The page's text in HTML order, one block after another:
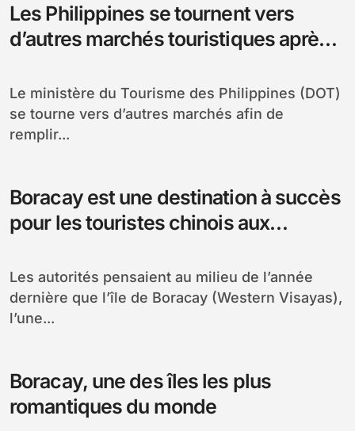
Les Philippines se tournent vers
d’autres marchés touristiques après
Le ministère du Tourisme des Philippines (DOT)
se tourne vers d’autres marchés afin de
remplir...
Boracay est une destination à succès
pour les touristes chinois aux
Les autorités pensaient au milieu de l’année
dernière que l’île de Boracay (Western Visayas),
l’une...
Boracay, une des îles les plus
romantiques du monde